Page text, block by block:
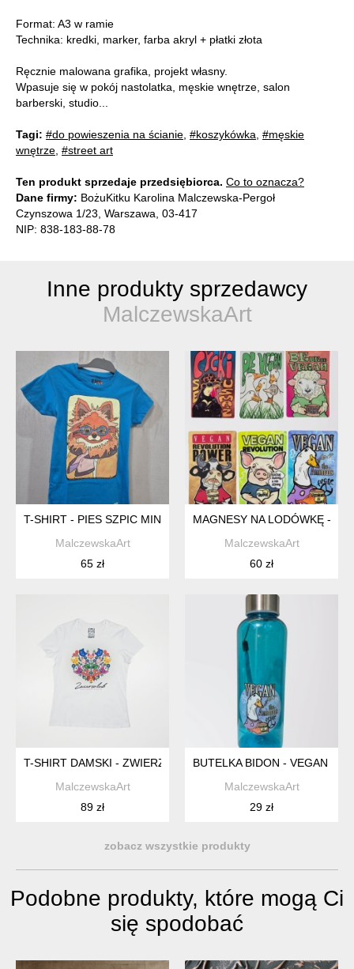
Format: A3 w ramie
Technika: kredki, marker, farba akryl + płatki złota
Ręcznie malowana grafika, projekt własny.
Wpasuje się w pokój nastolatka, męskie wnętrze, salon
barberski, studio...
Tagi: #do powieszenia na ścianie, #koszykówka, #męskie
wnętrze, #street art
Ten produkt sprzedaje przedsiębiorca. Co to oznacza?
Dane firmy: BożuKitku Karolina Malczewska-Pergoł
Czynszowa 1/23, Warszawa, 03-417
NIP: 838-183-88-78
Inne produkty sprzedawcy
MalczewskaArt
T-SHIRT - PIES SZPIC MINIATUROWY / POMERANIAN - ROZM.
MalczewskaArt
65 zł
MAGNESY NA LODÓWKĘ -
MalczewskaArt
60 zł
T-SHIRT DAMSKI - ZWIERZOLUB - PIESKI KOTKI - WZÓR
MalczewskaArt
89 zł
BUTELKA BIDON - VEGAN
MalczewskaArt
29 zł
zobacz wszystkie produkty
Podobne produkty, które mogą Ci
się spodobać